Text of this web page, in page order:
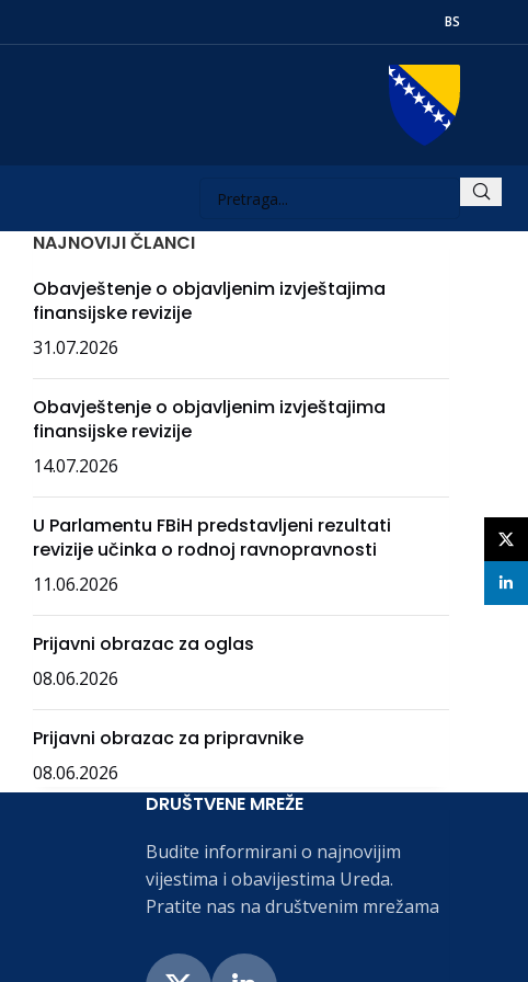
BS
NAJNOVIJI ČLANCI
Obavještenje o objavljenim izvještajima
finansijske revizije
31.07.2026
Obavještenje o objavljenim izvještajima
finansijske revizije
14.07.2026
U Parlamentu FBiH predstavljeni rezultati
revizije učinka o rodnoj ravnopravnosti
11.06.2026
Prijavni obrazac za oglas
08.06.2026
Prijavni obrazac za pripravnike
08.06.2026
DRUŠTVENE MREŽE
Budite informirani o najnovijim
vijestima i obavijestima Ureda.
Pratite nas na društvenim mrežama